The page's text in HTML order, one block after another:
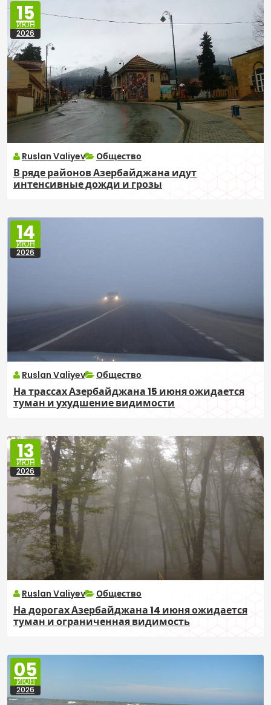
15
ИЮН
2026
Ruslan Valiyev Общество
В ряде районов Азербайджана идут
интенсивные дожди и грозы
14
ИЮН
2026
Ruslan Valiyev Общество
На трассах Азербайджана 15 июня ожидается
туман и ухудшение видимости
13
ИЮН
2026
Ruslan Valiyev Общество
На дорогах Азербайджана 14 июня ожидается
туман и ограниченная видимость
05
ИЮН
2026